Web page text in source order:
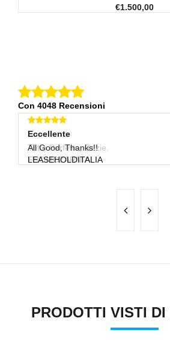
€1.500,00
Con 4048 Recensioni
Eccellente
Tutto Perfetto, Gazie.
FROMCZARNIA
Eccellente
All Good, Thanks!!
LEASEHOLDITALIA
PRODOTTI VISTI DI